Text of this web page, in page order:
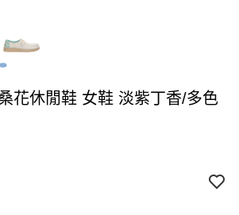
花休閒鞋 女鞋 淡紫丁香/多色